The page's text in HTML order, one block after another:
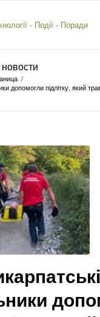
/
допомогли підлітку, який